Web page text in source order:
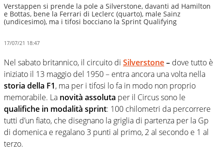
Verstappen si prende la pole a Silverstone, davanti ad Hamilton
e Bottas, bene la Ferrari di Leclerc (quarto), male Sainz
(undicesimo), ma i tifosi bocciano la Sprint Qualifying
17/07/21 18:47
Nel sabato britannico, il circuito di Silverstone– dove tutto è
iniziato il 13 maggio del 1950 – entra ancora una volta nella
storia della F1, ma per i tifosi lo fa in modo non proprio
memorabile. La novità assoluta per il Circus sono le
qualifiche in modalità sprint: 100 chilometri da percorrere
tutti d’un fiato, che disegnano la griglia di partenza per la Gp
di domenica e regalano 3 punti al primo, 2 al secondo e 1 al
terzo.